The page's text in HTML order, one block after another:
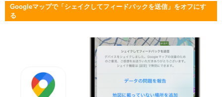
Googleマップで「シェイクしてフィードバックを送信」をオフにす
る